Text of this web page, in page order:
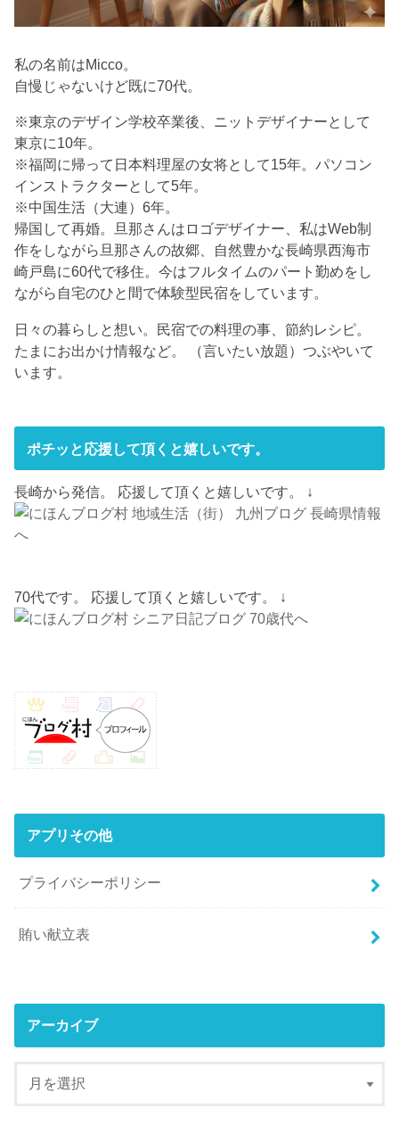
私の名前はMicco。
自慢じゃないけど既に70代。
※東京のデザイン学校卒業後、ニットデザイナーとして
東京に10年。
※福岡に帰って日本料理屋の女将として15年。パソコン
インストラクターとして5年。
※中国生活（大連）6年。
帰国して再婚。旦那さんはロゴデザイナー、私はWeb制
作をしながら旦那さんの故郷、自然豊かな長崎県西海市
崎戸島に60代で移住。今はフルタイムのパート勤めをし
ながら自宅のひと間で体験型民宿をしています。
日々の暮らしと想い。民宿での料理の事、節約レシピ。
たまにお出かけ情報など。 （言いたい放題）つぶやいて
います。
ポチッと応援して頂くと嬉しいです。
長崎から発信。 応援して頂くと嬉しいです。 ↓
70代です。 応援して頂くと嬉しいです。 ↓
アプリその他
プライバシーポリシー
賄い献立表
アーカイブ